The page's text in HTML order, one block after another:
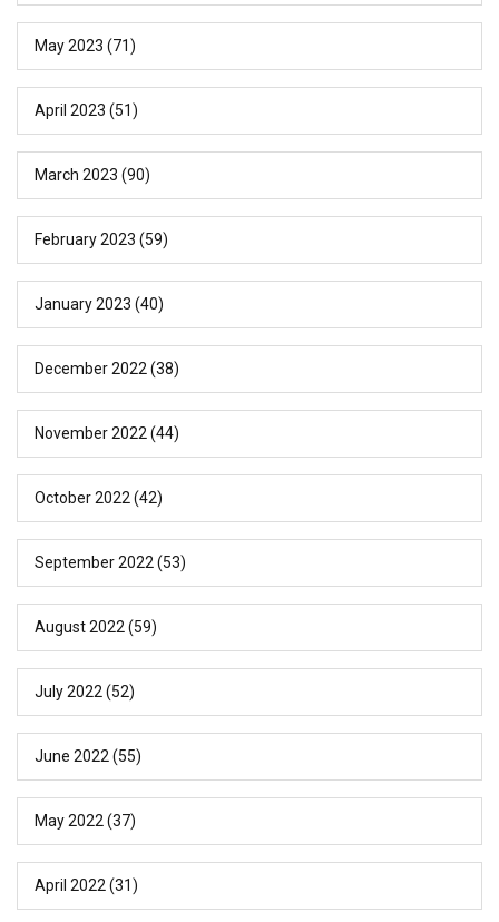
May 2023 (71)
April 2023 (51)
March 2023 (90)
February 2023 (59)
January 2023 (40)
December 2022 (38)
November 2022 (44)
October 2022 (42)
September 2022 (53)
August 2022 (59)
July 2022 (52)
June 2022 (55)
May 2022 (37)
April 2022 (31)